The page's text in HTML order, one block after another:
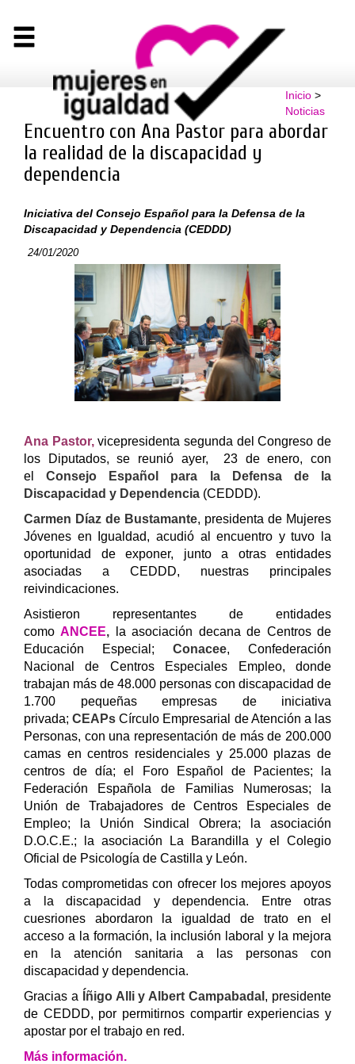
Inicio>
Noticias
Encuentro con Ana Pastor para abordar
la realidad de la discapacidad y
dependencia
Iniciativa del Consejo Español para la Defensa de la
Discapacidad y Dependencia (CEDDD)
24/01/2020
Ana Pastor,vicepresidenta segunda del Congreso de
los Diputados, se reunió ayer, 23 de enero, con
elConsejo Español para la Defensa de la
Discapacidad y Dependencia (CEDDD).
Carmen Díaz de Bustamante, presidenta de Mujeres
Jóvenes en Igualdad, acudió al encuentro y tuvo la
oportunidad de exponer, junto a otras entidades
asociadas a CEDDD, nuestras principales
reivindicaciones.
Asistieron representantes de entidades
comoANCEE, la asociación decana de Centros de
Educación Especial; Conacee, Confederación
Nacional de Centros Especiales Empleo, donde
trabajan más de 48.000 personas con discapacidad de
1.700 pequeñas empresas de iniciativa
privada; CEAPs Círculo Empresarial de Atención a las
Personas, con una representación de más de 200.000
camas en centros residenciales y 25.000 plazas de
centros de día; el Foro Español de Pacientes; la
Federación Española de Familias Numerosas; la
Unión de Trabajadores de Centros Especiales de
Empleo; la Unión Sindical Obrera; la asociación
D.O.C.E.; la asociación La Barandilla y el Colegio
Oficial de Psicología de Castilla y León.
Todas comprometidas con ofrecer los mejores apoyos
a la discapacidad y dependencia. Entre otras
cuesriones abordaron la igualdad de trato en el
acceso a la formación, la inclusión laboral y la mejora
en la atención sanitaria a las personas con
discapacidad y dependencia.
Gracias a
Íñigo Alli y Albert Campabadal , presidente
de CEDDD, por permitirnos compartir experiencias y
apostar por el trabajo en red.
Más información.